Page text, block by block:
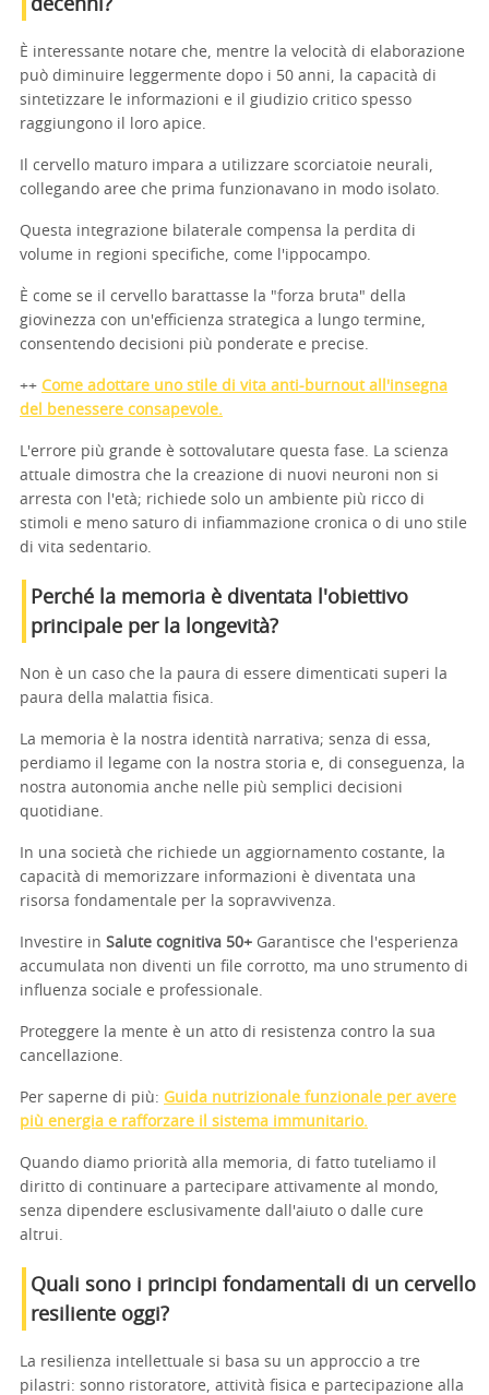
decenni?
È interessante notare che, mentre la velocità di elaborazione
può diminuire leggermente dopo i 50 anni, la capacità di
sintetizzare le informazioni e il giudizio critico spesso
raggiungono il loro apice.
Il cervello maturo impara a utilizzare scorciatoie neurali,
collegando aree che prima funzionavano in modo isolato.
Questa integrazione bilaterale compensa la perdita di
volume in regioni specifiche, come l'ippocampo.
È come se il cervello barattasse la "forza bruta" della
giovinezza con un'efficienza strategica a lungo termine,
consentendo decisioni più ponderate e precise.
++ Come adottare uno stile di vita anti-burnout all'insegna
del benessere consapevole.
L'errore più grande è sottovalutare questa fase. La scienza
attuale dimostra che la creazione di nuovi neuroni non si
arresta con l'età; richiede solo un ambiente più ricco di
stimoli e meno saturo di infiammazione cronica o di uno stile
di vita sedentario.
Perché la memoria è diventata l'obiettivo
principale per la longevità?
Non è un caso che la paura di essere dimenticati superi la
paura della malattia fisica.
La memoria è la nostra identità narrativa; senza di essa,
perdiamo il legame con la nostra storia e, di conseguenza, la
nostra autonomia anche nelle più semplici decisioni
quotidiane.
In una società che richiede un aggiornamento costante, la
capacità di memorizzare informazioni è diventata una
risorsa fondamentale per la sopravvivenza.
Investire in Salute cognitiva 50+ Garantisce che l'esperienza
accumulata non diventi un file corrotto, ma uno strumento di
influenza sociale e professionale.
Proteggere la mente è un atto di resistenza contro la sua
cancellazione.
Per saperne di più: Guida nutrizionale funzionale per avere
più energia e rafforzare il sistema immunitario.
Quando diamo priorità alla memoria, di fatto tuteliamo il
diritto di continuare a partecipare attivamente al mondo,
senza dipendere esclusivamente dall'aiuto o dalle cure
altrui.
Quali sono i principi fondamentali di un cervello
resiliente oggi?
La resilienza intellettuale si basa su un approccio a tre
pilastri: sonno ristoratore, attività fisica e partecipazione alla